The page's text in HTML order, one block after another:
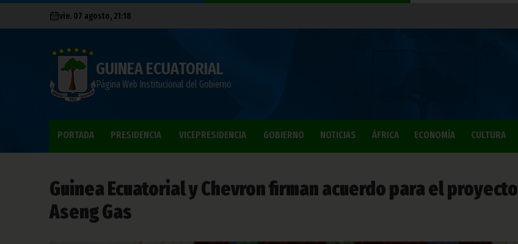
vie. 07 agosto, 21:18
GUINEA ECUATORIAL
Página Web Institucional del Gobierno
PORTADA PRESIDENCIA VICEPRESIDENCIA GOBIERNO NOTICIAS ÁFRICA ECONOMÍA CULTURA
Guinea Ecuatorial y Chevron firman acuerdo para el proyecto
Aseng Gas